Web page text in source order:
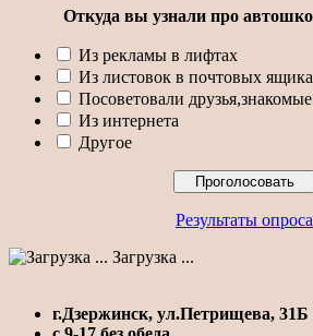
Откуда вы узнали про
Из рекламы в лифтах
Из листовок в почтовых
Посоветовали друзья,знакомые
Из интернета
Другое
Результаты опроса
Загрузка ...
г.Дзержинск, ул.Петрищева, 31Б